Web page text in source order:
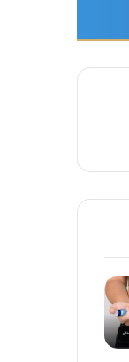
پوسته